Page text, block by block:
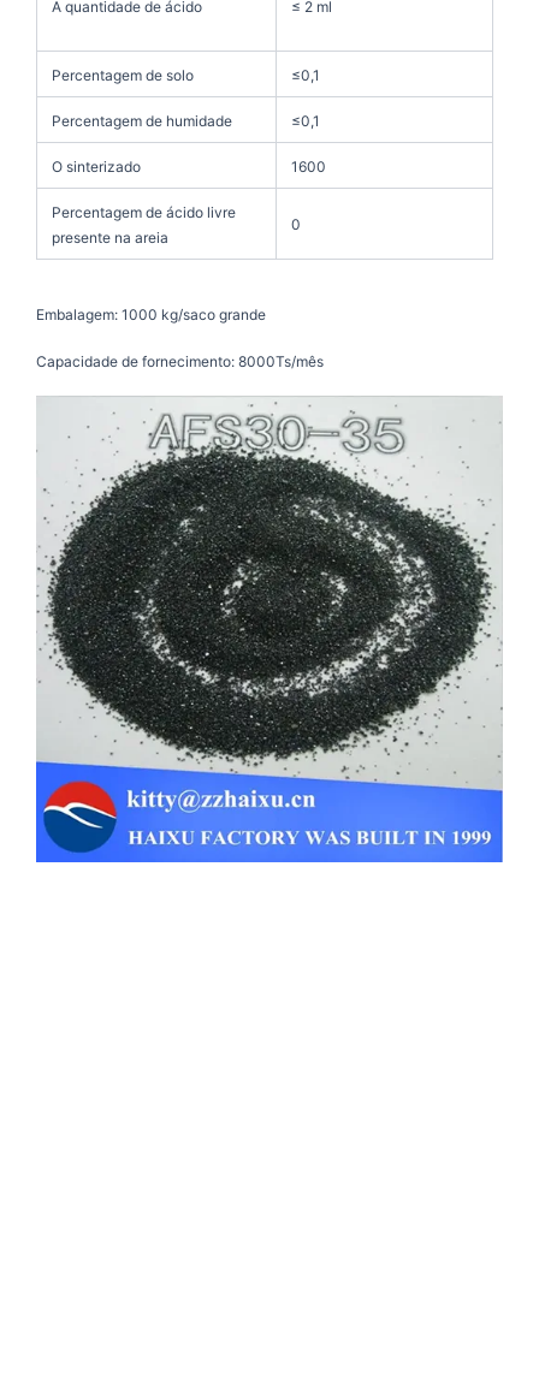
A quantidade de ácido ≤ 2 ml
Percentagem de solo ≤0,1
Percentagem de humidade ≤0,1
O sinterizado 1600
Percentagem de ácido livre
presente na areia
0
Embalagem: 1000 kg/saco grande
Capacidade de fornecimento: 8000Ts/mês